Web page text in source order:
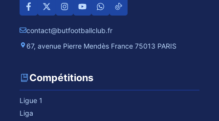
contact@butfootballclub.fr
67, avenue Pierre Mendès France 75013 PARIS
Compétitions
Ligue 1
Liga